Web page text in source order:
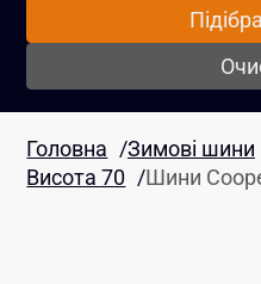
Головна /Зимові шини
Висота 70 /Шини